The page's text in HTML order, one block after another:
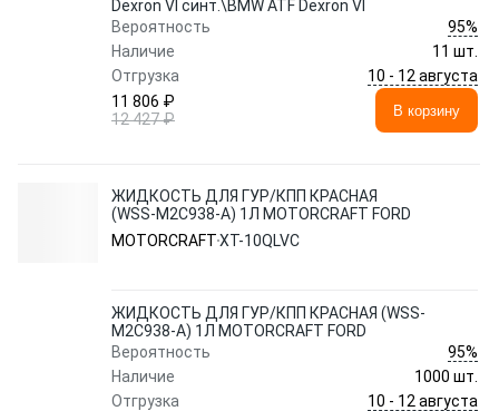
Dexron VI синт.\BMW ATF Dexron VI
Вероятность
95%
Наличие
11 шт.
Отгрузка
10 - 12 августа
11 806 ₽
12 427 ₽
В корзину
ЖИДКОСТЬ ДЛЯ ГУР/КПП КРАСНАЯ
(WSS-M2C938-A) 1Л MOTORCRAFT FORD
MOTORCRAFTXT-10QLVC
ЖИДКОСТЬ ДЛЯ ГУР/КПП КРАСНАЯ (WSS-
M2C938-A) 1Л MOTORCRAFT FORD
Вероятность
95%
Наличие
1000 шт.
Отгрузка
10 - 12 августа